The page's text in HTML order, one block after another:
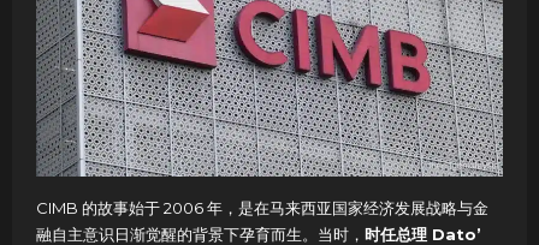
CIMB 的故事始于 2006 年，是在马来西亚国家经济发展战略与金
融自主意识日渐觉醒的背景下孕育而生。当时， 时任总理 Dato’